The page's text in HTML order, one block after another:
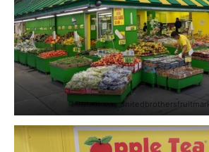
https://